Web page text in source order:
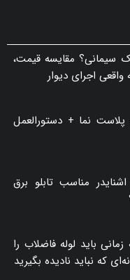
مقایسه قیمت،
اجرای دیوار
نما + دستورالعمل
مناسب تابلو برق
باید لوله فاضلاب را